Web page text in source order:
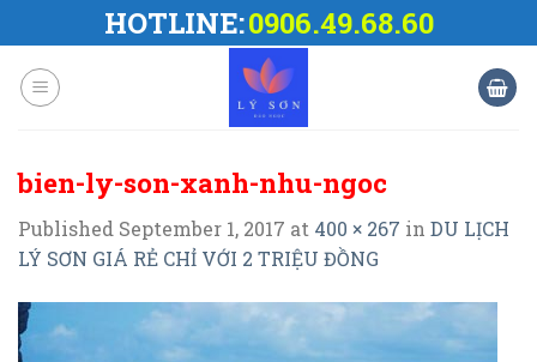
to
content
HOTLINE:0906.49.68.60
bien-ly-son-xanh-nhu-ngoc
Published September 1, 2017 at 400 × 267 in DU LỊCH
LÝ SƠN GIÁ RẺ CHỈ VỚI 2 TRIỆU ĐỒNG